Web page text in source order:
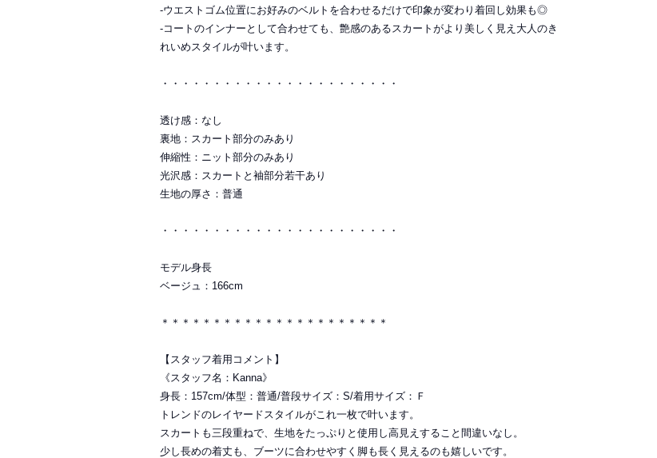
-ウエストゴム位置にお好みのベルトを合わせるだけで印象が変わり着回し効果も◎
-コートのインナーとして合わせても、艶感のあるスカートがより美しく見え大人のき
れいめスタイルが叶います。
・・・・・・・・・・・・・・・・・・・・・・・
透け感：なし
裏地：スカート部分のみあり
伸縮性：ニット部分のみあり
光沢感：スカートと袖部分若干あり
生地の厚さ：普通
・・・・・・・・・・・・・・・・・・・・・・・
モデル身長
ベージュ：166cm
＊＊＊＊＊＊＊＊＊＊＊＊＊＊＊＊＊＊＊＊＊＊
【スタッフ着用コメント】
《スタッフ名：Kanna》
身長：157cm/体型：普通/普段サイズ：S/着用サイズ：Ｆ
トレンドのレイヤードスタイルがこれ一枚で叶います。
スカートも三段重ねで、生地をたっぷりと使用し高見えすること間違いなし。
少し長めの着丈も、ブーツに合わせやすく脚も長く見えるのも嬉しいです。